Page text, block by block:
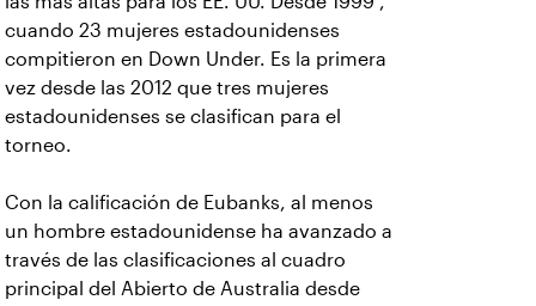
cuando 23 mujeres estadounidenses
compitieron en Down Under. Es la primera
vez desde las 2012 que tres mujeres
estadounidenses se clasifican para el
torneo.
Con la calificación de Eubanks, al menos
un hombre estadounidense ha avanzado a
través de las clasificaciones al cuadro
principal del Abierto de Australia desde